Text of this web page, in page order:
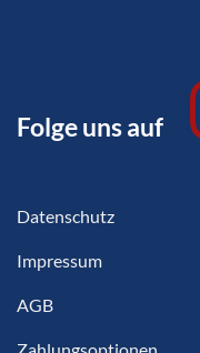
Folge uns auf
Datenschutz
Impressum
AGB